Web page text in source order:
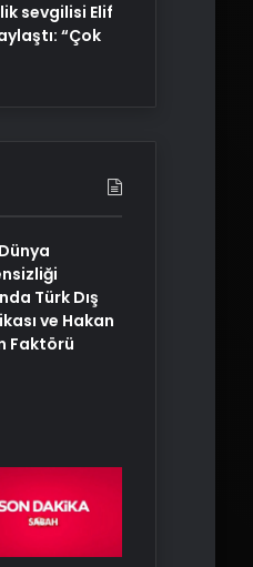
sevgilisi Elif
“Çok
Türk Dış
ve Hakan
Faktörü